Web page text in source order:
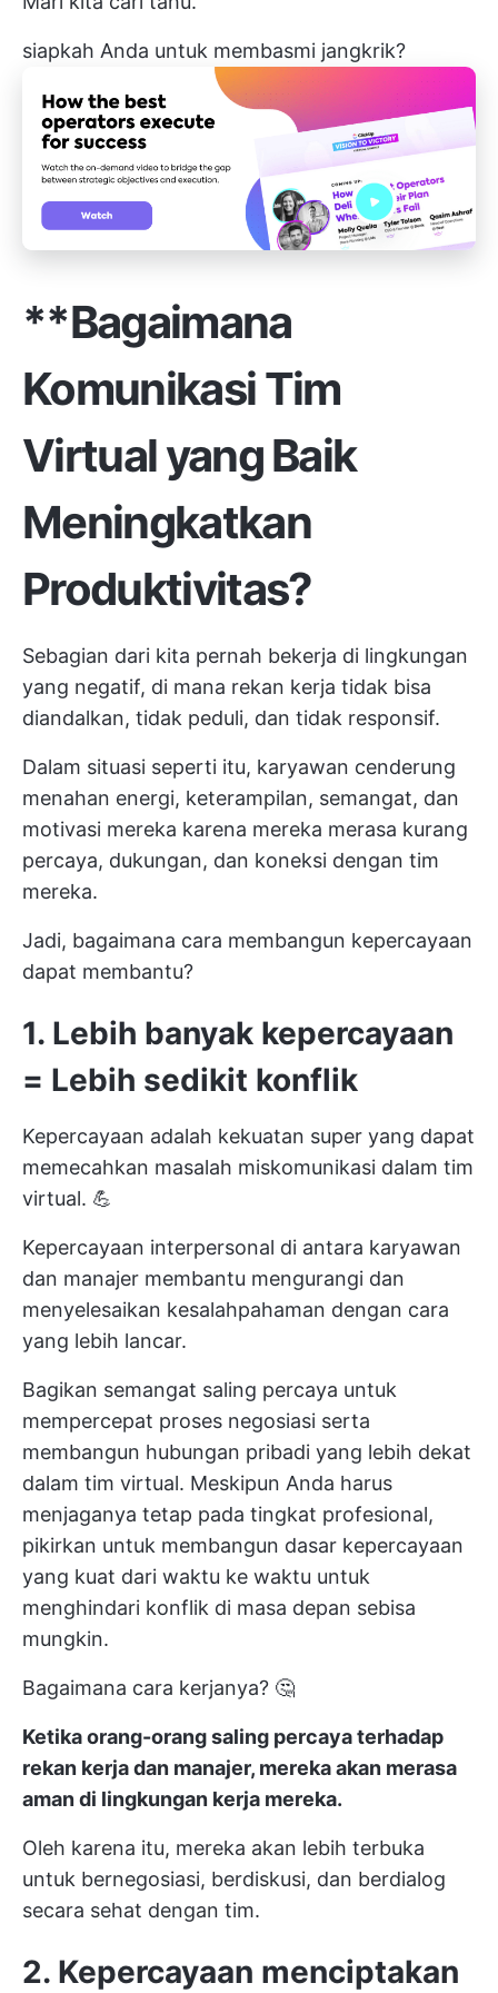
siapkah Anda untuk membasmi jangkrik?
**Bagaimana
Komunikasi Tim
Virtual yang Baik
Meningkatkan
Produktivitas?
Sebagian dari kita pernah bekerja di lingkungan
yang negatif, di mana rekan kerja tidak bisa
diandalkan, tidak peduli, dan tidak responsif.
Dalam situasi seperti itu, karyawan cenderung
menahan energi, keterampilan, semangat, dan
motivasi mereka karena mereka merasa kurang
percaya, dukungan, dan koneksi dengan tim
mereka.
Jadi, bagaimana cara membangun kepercayaan
dapat membantu?
1. Lebih banyak kepercayaan
= Lebih sedikit konflik
Kepercayaan adalah kekuatan super yang dapat
memecahkan masalah miskomunikasi dalam tim
virtual. 💪
Kepercayaan interpersonal di antara karyawan
dan manajer membantu mengurangi dan
menyelesaikan kesalahpahaman dengan cara
yang lebih lancar.
Bagikan semangat saling percaya untuk
mempercepat proses negosiasi serta
membangun hubungan pribadi yang lebih dekat
dalam tim virtual. Meskipun Anda harus
menjaganya tetap pada tingkat profesional,
pikirkan untuk membangun dasar kepercayaan
yang kuat dari waktu ke waktu untuk
menghindari konflik di masa depan sebisa
mungkin.
Bagaimana cara kerjanya? 🤔
Ketika orang-orang saling percaya terhadap
rekan kerja dan manajer, mereka akan merasa
aman di lingkungan kerja mereka.
Oleh karena itu, mereka akan lebih terbuka
untuk bernegosiasi, berdiskusi, dan berdialog
secara sehat dengan tim.
2. Kepercayaan menciptakan